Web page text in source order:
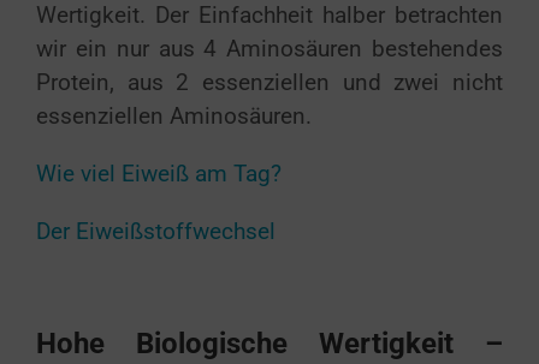
Wertigkeit. Der Einfachheit halber betrachten
wir ein nur aus 4 Aminosäuren bestehendes
Protein, aus 2 essenziellen und zwei nicht
essenziellen Aminosäuren.
Wie viel Eiweiß am Tag?
Der Eiweißstoffwechsel
Hohe Biologische Wertigkeit –